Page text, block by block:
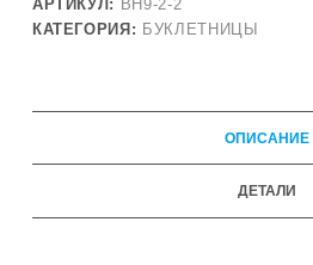
АРТИКУЛ: BH9-2-2
КАТЕГОРИЯ: БУКЛЕТНИЦЫ
ОПИСАНИЕ
ДЕТАЛИ